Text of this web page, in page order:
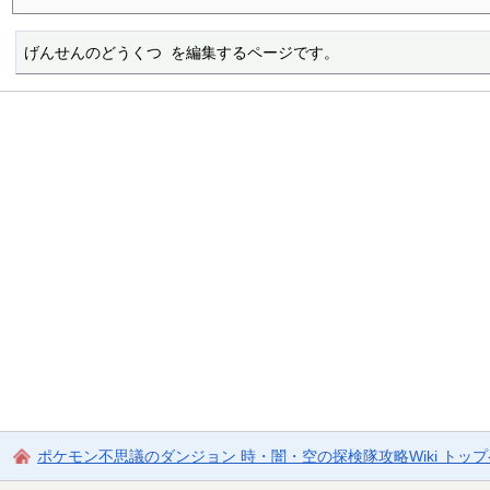
げんせんのどうくつ を編集するページです。
ポケモン不思議のダンジョン 時・闇・空の探検隊攻略Wiki トッ